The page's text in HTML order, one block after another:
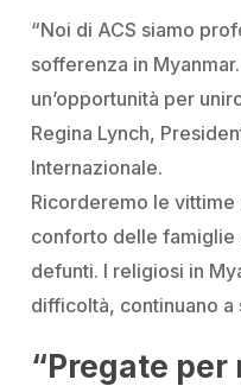
“Noi di ACS siamo
sofferenza in
un’opportunità per
Regina Lynch,
Internazionale.
Ricorderemo le
conforto delle famiglie
defunti. I religiosi in
difficoltà, continuano
“Pregate per